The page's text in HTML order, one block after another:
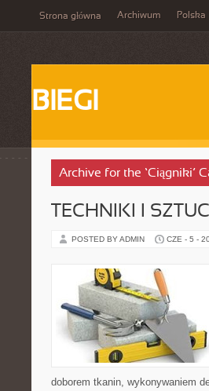
Strona główna Archiwum Polska
BIEGI
Archive for the ‘Ciągniki’
TECHNIKI I
POSTED BY ADMIN CZE - 5 -
doborem tkanin, wykonywaniem